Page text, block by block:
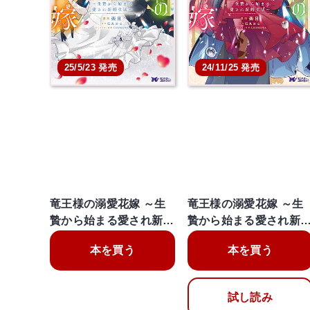
25/5/23 発売
竜王様の溺愛花嫁 ～生
贄から始まる愛され新…
本を買う
24/11/25 発売
竜王様の溺愛花嫁 ～生
贄から始まる愛され新
本を買う
試し読み